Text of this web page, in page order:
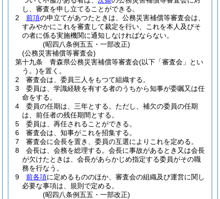
し、審査を申し立てることができる。
2
前項の申立てがあつたときは、公務災害補償等審査会は、
すみやかにこれを審査して裁定を行い、これを本人及びそ
の者に係る実施機関に通知しなければならない。
(昭四八条例五五・一部改正)
(公務災害補償等審査会)
第十九条
青森県公務災害補償等審査会(以下「審査会」とい
う。)を置く。
2
審査会は、委員三人をもつて組織する。
3
委員は、学識経験を有する者のうちから知事が委嘱又は任
命をする。
4
委員の任期は、三年とする。 ただし、補欠の委員の任期
は、前任者の残任期間とする。
5
委員は、再任されることができる。
6
審査会は、知事がこれを招集する。
7
審査会に会長を置き、委員の互選によりこれを定める。
8
会長は、会務を総理する。 会長に事故があるとき又は会長
が欠けたときは、会長があらかじめ指定する委員がその職
務を行なう。
9
前各項に定めるもののほか、審査会の組織及び運営に関し
必要な事項は、規則で定める。
(昭四八条例五五・一部改正)